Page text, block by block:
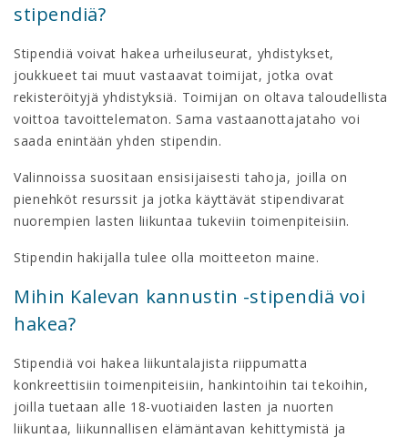
stipendiä?
Stipendiä voivat hakea urheiluseurat, yhdistykset,
joukkueet tai muut vastaavat toimijat, jotka ovat
rekisteröityjä yhdistyksiä. Toimijan on oltava taloudellista
voittoa tavoittelematon. Sama vastaanottajataho voi
saada enintään yhden stipendin.
Valinnoissa suositaan ensisijaisesti tahoja, joilla on
pienehköt resurssit ja jotka käyttävät stipendivarat
nuorempien lasten liikuntaa tukeviin toimenpiteisiin.
Stipendin hakijalla tulee olla moitteeton maine.
Mihin Kalevan kannustin -stipendiä voi
hakea?
Stipendiä voi hakea liikuntalajista riippumatta
konkreettisiin toimenpiteisiin, hankintoihin tai tekoihin,
joilla tuetaan alle 18-vuotiaiden lasten ja nuorten
liikuntaa, liikunnallisen elämäntavan kehittymistä ja